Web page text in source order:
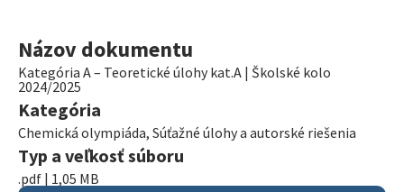
Názov dokumentu
Kategória A – Teoretické úlohy kat.A | Školské kolo
2024/2025
Kategória
Chemická olympiáda, Súťažné úlohy a autorské riešenia
Typ a veľkosť súboru
.pdf | 1,05 MB